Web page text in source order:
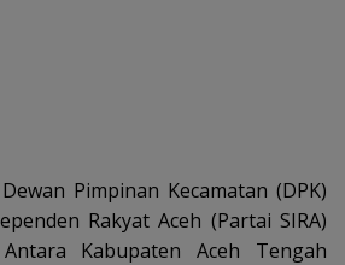
Pimpinan Kecamatan (DPK)
Rakyat Aceh (Partai SIRA)
Kabupaten Aceh Tengah